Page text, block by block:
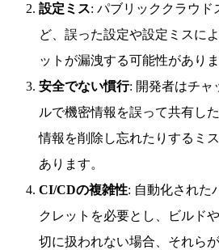
設定ミス: パブリッククラウド
ど、誤った設定や設定ミスに
ットが漏洩する可能性がありま
安全でない慣行: 開発者はチャ
ルで機密情報を誤って共有し
情報を削除し忘れたりするミ
あります。
CI/CDの複雑性: 自動化された
クレットを必要とし、ビルド
切に扱われない場合、それら